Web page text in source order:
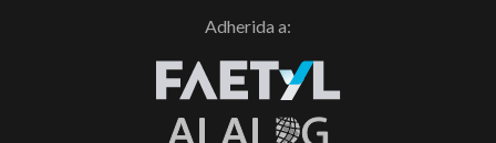
Adherida a: